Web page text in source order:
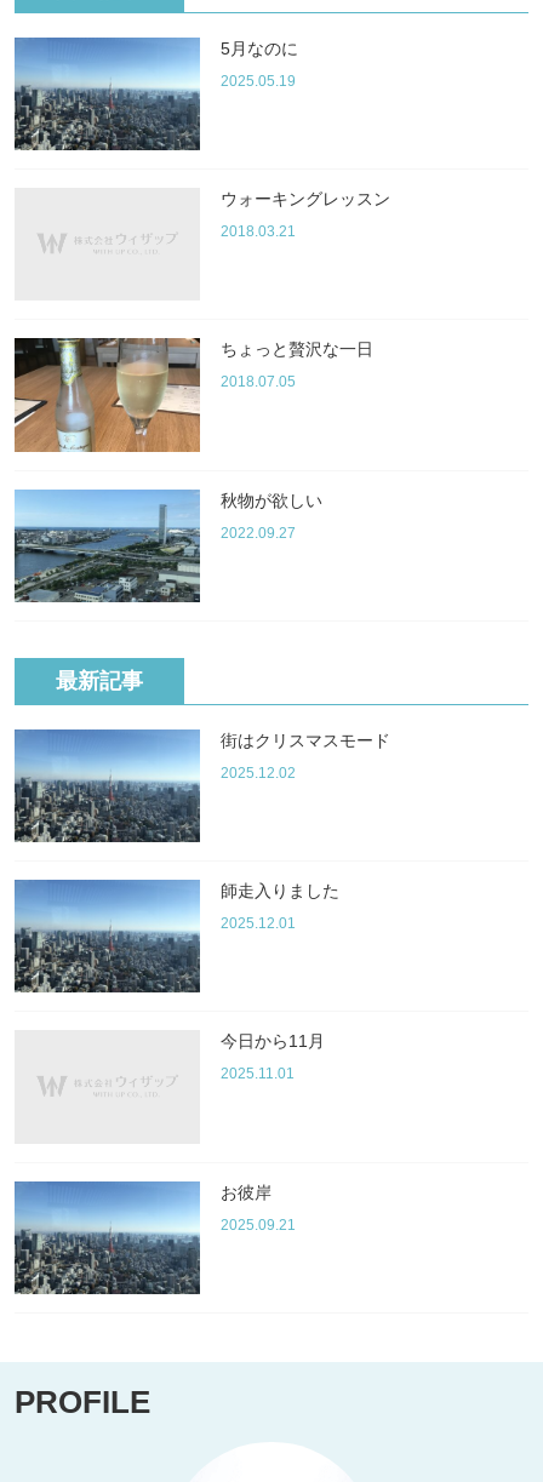
5月なのに
2025.05.19
ウォーキングレッスン
2018.03.21
ちょっと贅沢な一日
2018.07.05
秋物が欲しい
2022.09.27
最新記事
街はクリスマスモード
2025.12.02
師走入りました
2025.12.01
今日から11月
2025.11.01
お彼岸
2025.09.21
PROFILE